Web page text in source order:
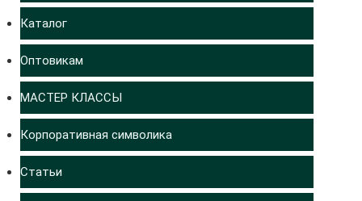
Каталог
Оптовикам
МАСТЕР КЛАССЫ
Корпоративная символика
Статьи